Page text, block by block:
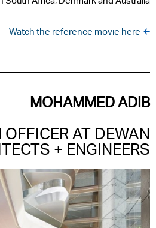
Watch the reference movie here
MOHAMMED ADIB
AT DEWAN
+ ENGINEERS